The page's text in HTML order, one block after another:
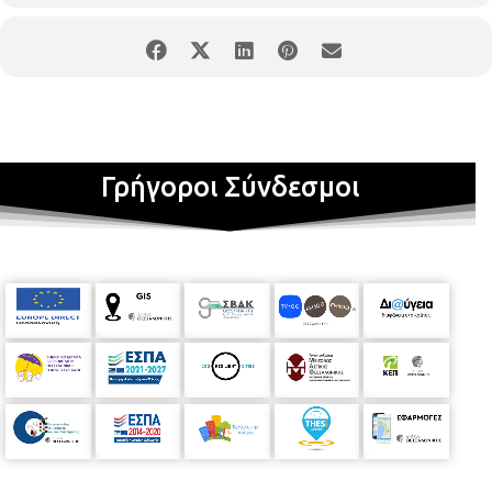
Γρήγοροι Σύνδεσμοι